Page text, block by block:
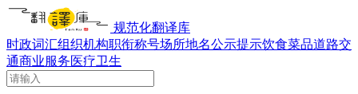
规范化翻译库
时政词汇组织机构职衔称号场所地名公示提示饮食菜品道路交
通商业服务医疗卫生